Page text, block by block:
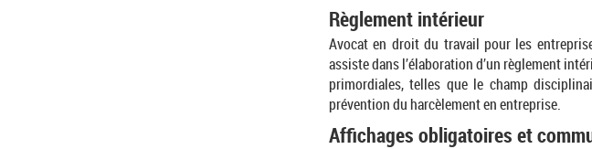
Règlement intérieur
Avocat en droit du travail pour les
assiste dans l’élaboration d’un règlement
primordiales, telles que le champ
prévention du harcèlement en entreprise.
Affichages obligatoires et